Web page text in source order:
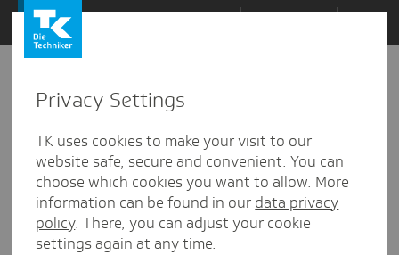
Zum
Inhalt
springen
den
Kommentaren
Privacy Settings
TK uses cookies to make your visit to our
website safe, secure and convenient. You can
choose which cookies you want to allow. More
information can be found in our data privacy
policy. There, you can adjust your cookie
settings again at any time.